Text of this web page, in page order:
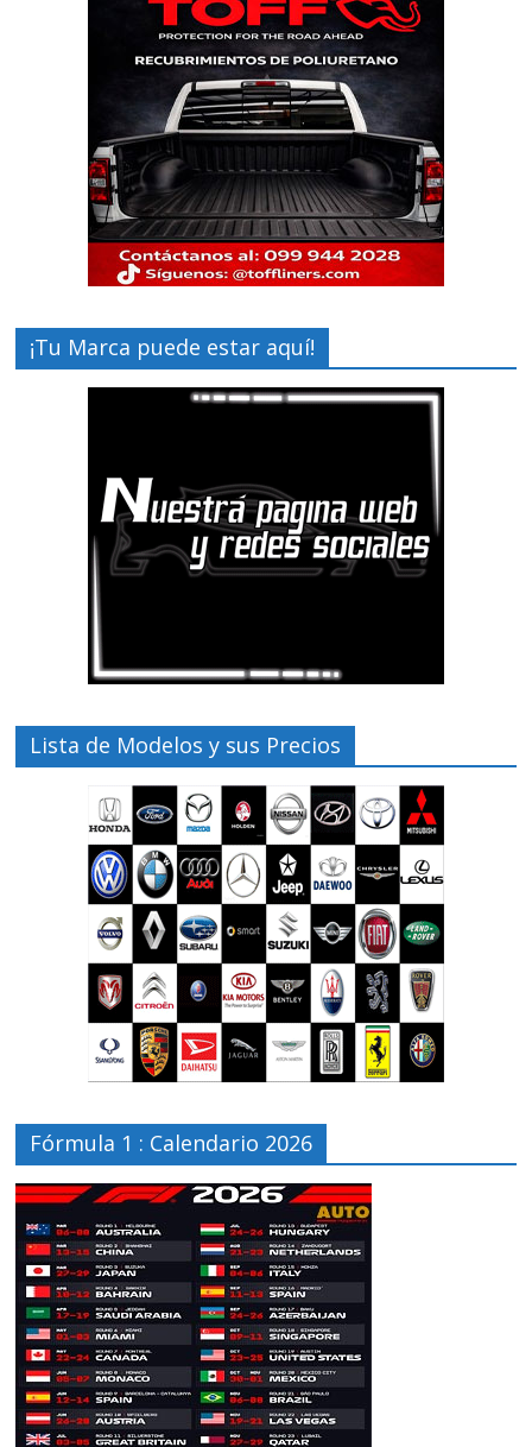
¡Tu Marca puede estar aquí!
Lista de Modelos y sus Precios
Fórmula 1 : Calendario 2026